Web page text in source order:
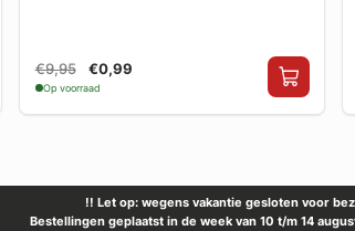
€9,95 €0,99
Op voorraad
!! Let op: wegens vakantie gesloten voor
Bestellingen geplaatst in de week van 10 t/m 14